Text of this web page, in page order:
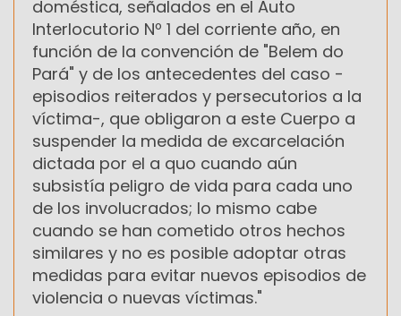
doméstica, señalados en el Auto
Interlocutorio Nº 1 del corriente año, en
función de la convención de "Belem do
Pará" y de los antecedentes del caso -
episodios reiterados y persecutorios a la
víctima-, que obligaron a este Cuerpo a
suspender la medida de excarcelación
dictada por el a quo cuando aún
subsistía peligro de vida para cada uno
de los involucrados; lo mismo cabe
cuando se han cometido otros hechos
similares y no es posible adoptar otras
medidas para evitar nuevos episodios de
violencia o nuevas víctimas."